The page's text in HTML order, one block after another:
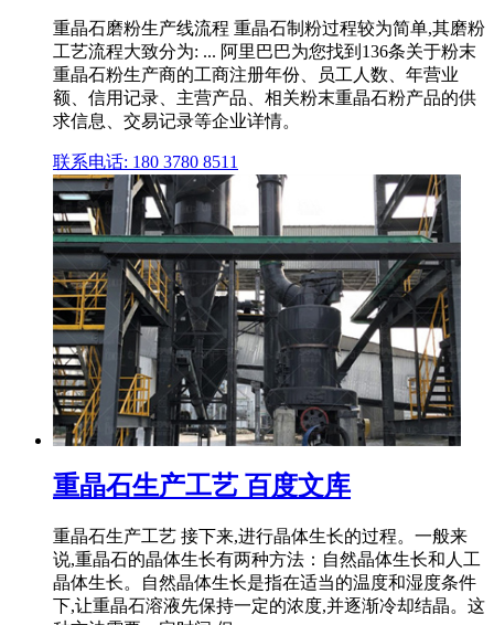
重晶石磨粉生产线流程 重晶石制粉过程较为简单,其磨粉
工艺流程大致分为: ... 阿里巴巴为您找到136条关于粉末
重晶石粉生产商的工商注册年份、员工人数、年营业
额、信用记录、主营产品、相关粉末重晶石粉产品的供
求信息、交易记录等企业详情。
联系电话: 180 3780 8511
重晶石生产工艺 百度文库
重晶石生产工艺 接下来,进行晶体生长的过程。一般来
说,重晶石的晶体生长有两种方法：自然晶体生长和人工
晶体生长。自然晶体生长是指在适当的温度和湿度条件
下,让重晶石溶液先保持一定的浓度,并逐渐冷却结晶。这